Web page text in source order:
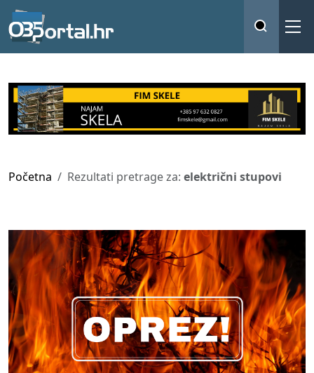
Početna Rezultati pretrage za: električni stupovi